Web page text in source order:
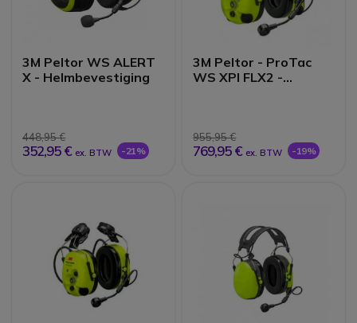
3M Peltor WS ALERT
X - Helmbevestiging
448,95 €
352,95 € ex. BTW -21%
3M Peltor - ProTac
WS XPI FLX2 -
955,95 €
769,95 € ex. BTW -19%